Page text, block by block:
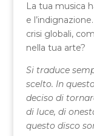
La tua musica
e
crisi globali,
nella tua arte?
Si traduce
scelto. In
deciso di
di luce, di
questo disco